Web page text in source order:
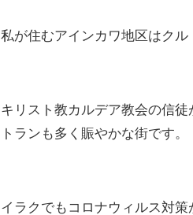
私が住むアインカワ地区はクル
キリスト教カルデア教会の信
トランも多く賑やかな街です。
イラクでもコロナウィルス対